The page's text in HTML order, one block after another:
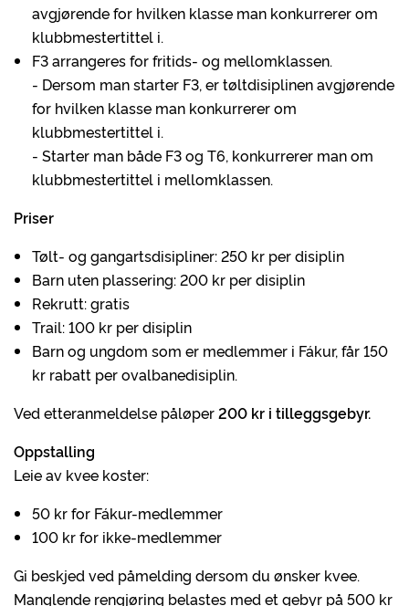
avgjørende for hvilken klasse man konkurrerer om
klubbmestertittel i.
F3 arrangeres for fritids- og mellomklassen.
- Dersom man starter F3, er tøltdisiplinen avgjørende
for hvilken klasse man konkurrerer om
klubbmestertittel i.
- Starter man både F3 og T6, konkurrerer man om
klubbmestertittel i mellomklassen.
Priser
Tølt- og gangartsdisipliner: 250 kr per disiplin
Barn uten plassering: 200 kr per disiplin
Rekrutt: gratis
Trail: 100 kr per disiplin
Barn og ungdom som er medlemmer i Fákur, får 150
kr rabatt per ovalbanedisiplin.
Ved etteranmeldelse påløper200 kr i tilleggsgebyr.
Oppstalling
Leie av kvee koster:
50 kr for Fákur-medlemmer
100 kr for ikke-medlemmer
Gi beskjed ved påmelding dersom du ønsker kvee.
Manglende rengjøring belastes med et gebyr på 500 kr